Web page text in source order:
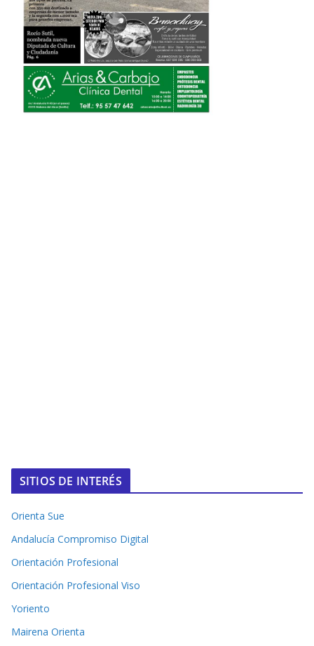
SITIOS DE INTERÉS
Orienta Sue
Andalucía Compromiso Digital
Orientación Profesional
Orientación Profesional Viso
Yoriento
Mairena Orienta